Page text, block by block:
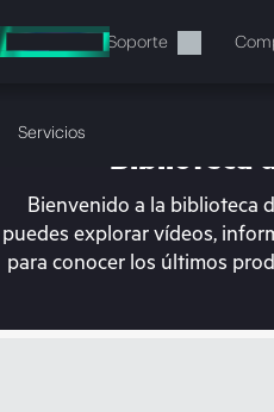
al
contenido
Soporte
Servicios
En estos
Biblioteca
Bienvenido a la biblioteca
puedes explorar vídeos,
para conocer los últimos